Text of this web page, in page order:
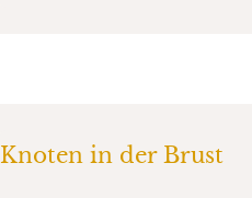
Knoten in der Brust